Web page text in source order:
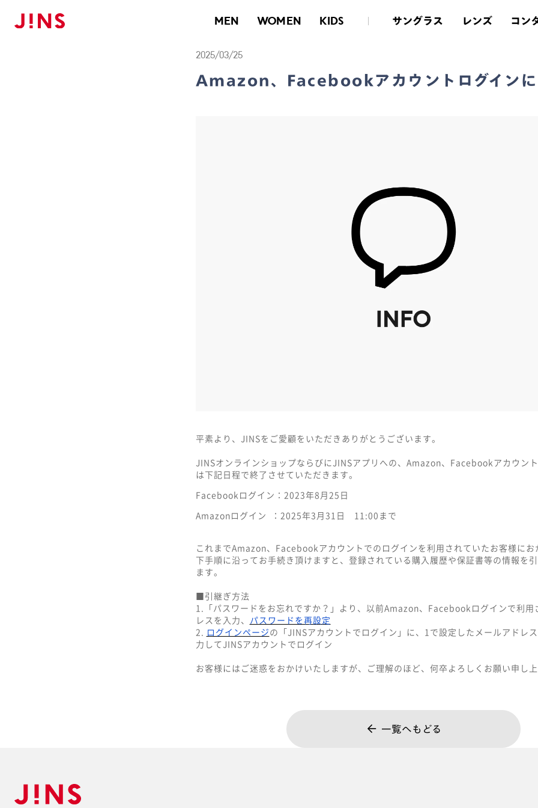
MEN WOMEN KIDS サングラス レンズ コン
メガネのJINS TOP
2025/03/25
Amazon、Facebookアカウントログインに
平素より、JINSをご愛顧をいただきありがとうございます。
JINSオンラインショップならびにJINSアプリへの、Amazon、Facebookアカウン
は下記日程で終了させていただきます。
Facebookログイン：2023年8月25日
Amazonログイン ：2025年3月31日 11:00まで
これまでAmazon、Facebookアカウントでのログインを利用されていたお客様にお
下手順に沿ってお手続き頂けますと、登録されている購入履歴や保証書等の情報を
ます。
■引継ぎ方法
1.「パスワードをお忘れですか？」より、以前Amazon、Facebookログインで利用
レスを入力、
パスワードを再設定
2.
ログインページの「JINSアカウントでログイン」に、1で設定したメールアドレ
力してJINSアカウントでログイン
お客様にはご迷惑をおかけいたしますが、ご理解のほど、何卒よろしくお願い申し上
一覧へもどる